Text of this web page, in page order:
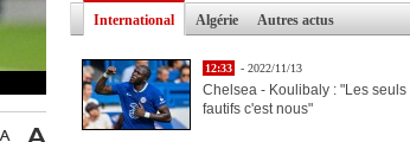
International Algérie Autres actus
12:33 - 2022/11/13
Chelsea - Koulibaly : "Les seuls
fautifs c'est nous"